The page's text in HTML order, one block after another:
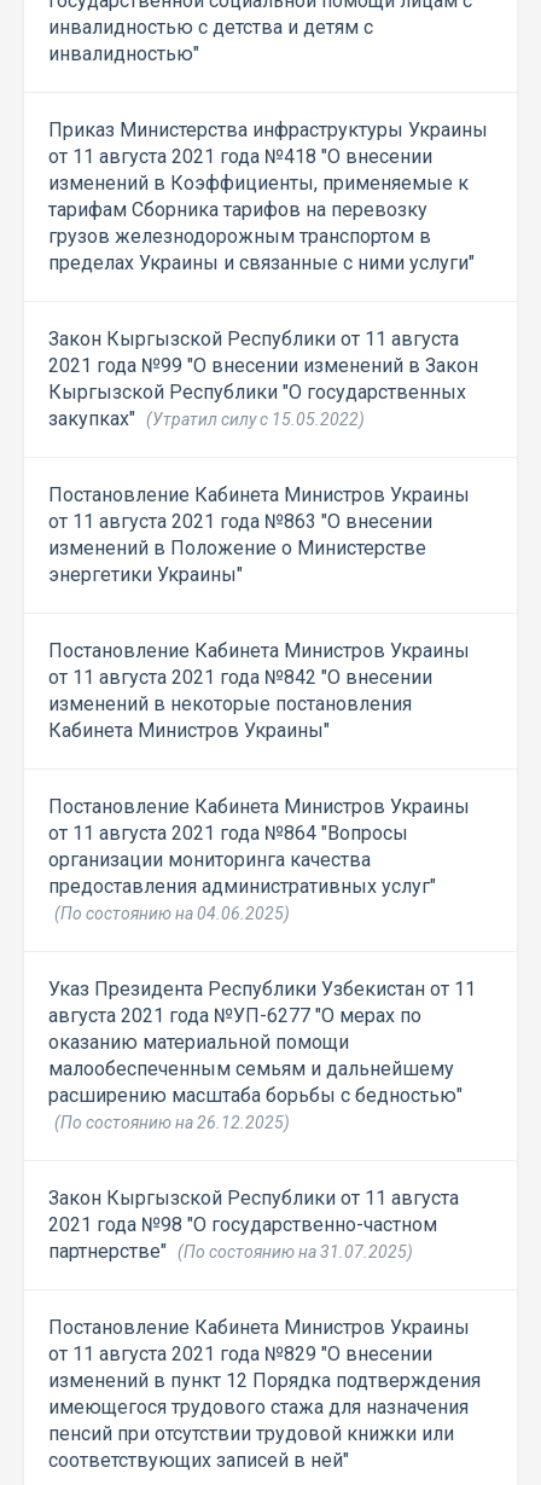
инвалидностью с детства и детям с
инвалидностью"
Приказ Министерства инфраструктуры Украины
от 11 августа 2021 года №418 "О внесении
изменений в Коэффициенты, применяемые к
тарифам Сборника тарифов на перевозку
грузов железнодорожным транспортом в
пределах Украины и связанные с ними услуги"
Закон Кыргызской Республики от 11 августа
2021 года №99 "О внесении изменений в Закон
Кыргызской Республики "О государственных
закупках" (Утратил силу с 15.05.2022)
Постановление Кабинета Министров Украины
от 11 августа 2021 года №863 "О внесении
изменений в Положение о Министерстве
энергетики Украины"
Постановление Кабинета Министров Украины
от 11 августа 2021 года №842 "О внесении
изменений в некоторые постановления
Кабинета Министров Украины"
Постановление Кабинета Министров Украины
от 11 августа 2021 года №864 "Вопросы
организации мониторинга качества
предоставления административных услуг"
(По состоянию на 04.06.2025)
Указ Президента Республики Узбекистан от 11
августа 2021 года №УП-6277 "О мерах по
оказанию материальной помощи
малообеспеченным семьям и дальнейшему
расширению масштаба борьбы с бедностью"
(По состоянию на 26.12.2025)
Закон Кыргызской Республики от 11 августа
2021 года №98 "О государственно-частном
партнерстве" (По состоянию на 31.07.2025)
Постановление Кабинета Министров Украины
от 11 августа 2021 года №829 "О внесении
изменений в пункт 12 Порядка подтверждения
имеющегося трудового стажа для назначения
пенсий при отсутствии трудовой книжки или
соответствующих записей в ней"